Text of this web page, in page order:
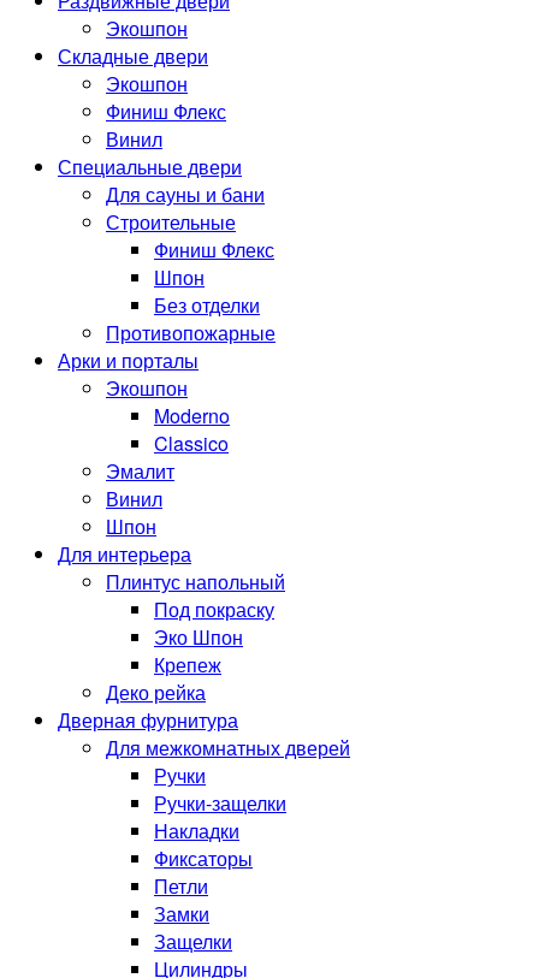
Экошпон
Складные двери
Экошпон
Финиш Флекс
Винил
Специальные двери
Для сауны и бани
Строительные
Финиш Флекс
Шпон
Без отделки
Противопожарные
Арки и порталы
Экошпон
Moderno
Classico
Эмалит
Винил
Шпон
Для интерьера
Плинтус напольный
Под покраску
Эко Шпон
Крепеж
Деко рейка
Дверная фурнитура
Для межкомнатных дверей
Ручки
Ручки-защелки
Накладки
Фиксаторы
Петли
Замки
Защелки
Цилиндры